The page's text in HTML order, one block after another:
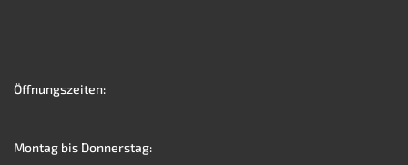
Öffnungszeiten:
Montag bis Donnerstag: